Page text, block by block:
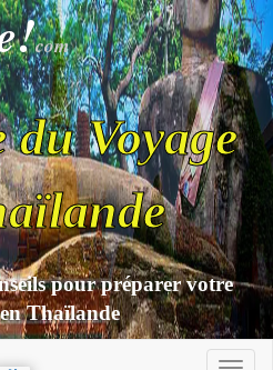
com
Voyage
pour préparer votre
Thaïlande